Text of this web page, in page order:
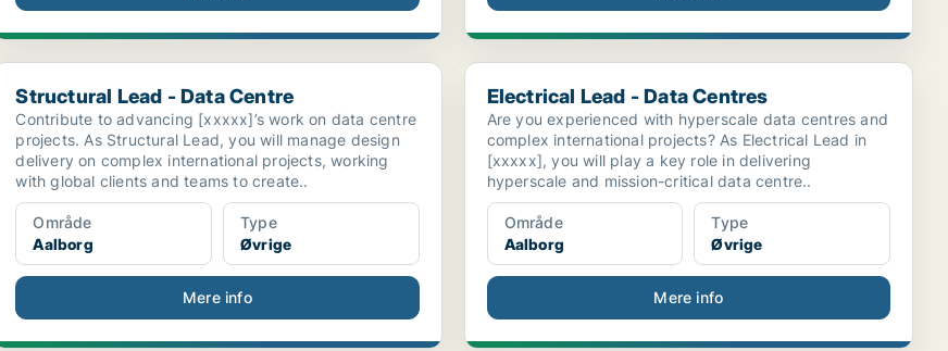
Lead - Data Centre
Structural Lead - Data Centre
Contribute to advancing [xxxxx]’s work on data centre
projects. As Structural Lead, you will manage design
delivery on complex international projects, working
with global clients and teams to create..
Område
Aalborg
Type
Øvrige
Mere info
Electrical Lead - Data Centres
Electrical Lead - Data Centres
Are you experienced with hyperscale data centres and
complex international projects? As Electrical Lead in
[xxxxx], you will play a key role in delivering
hyperscale and mission-critical data centre..
Område
Aalborg
Type
Øvrige
Mere info